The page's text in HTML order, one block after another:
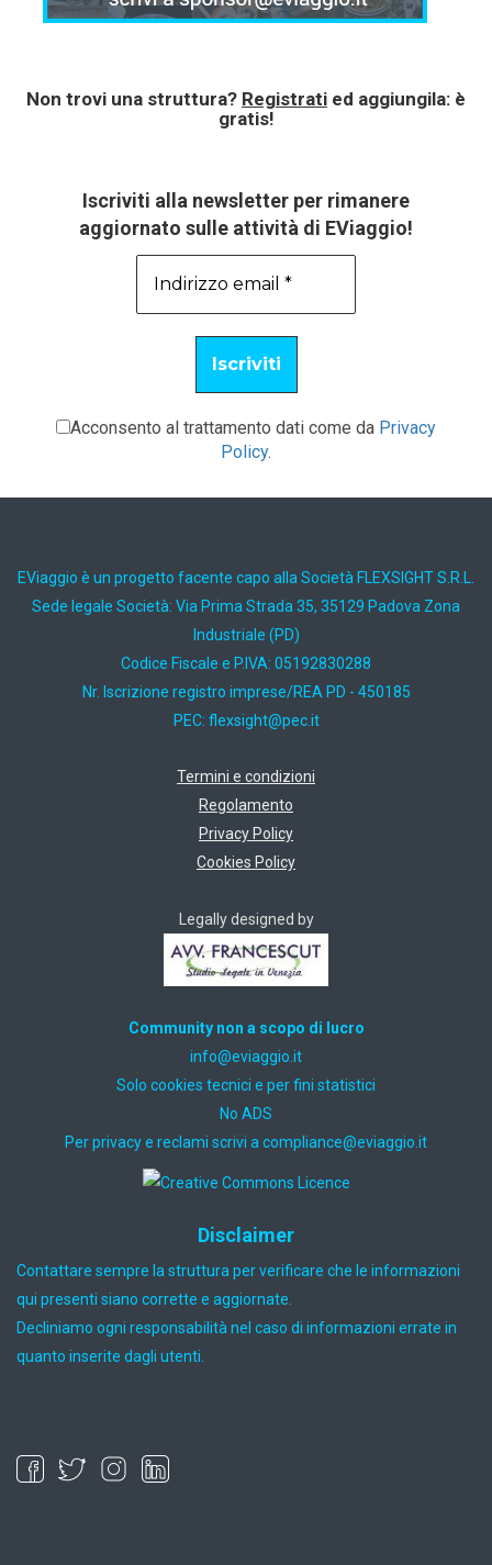
Non trovi una struttura? Registrati ed aggiungila: è
gratis!
Iscriviti alla newsletter per rimanere
aggiornato sulle attività di EViaggio!
Acconsento al trattamento dati come da Privacy
Policy.
EViaggio è un progetto facente capo alla Società FLEXSIGHT S.R.L.
Sede legale Società: Via Prima Strada 35, 35129 Padova Zona
Industriale (PD)
Codice Fiscale e P.IVA: 05192830288
Nr. Iscrizione registro imprese/REA PD - 450185
PEC: ti.cep@thgisxelf
Termini e condizioni
Regolamento
Privacy Policy
Cookies Policy
Legally designed by
Community non a scopo di lucro
ti.oiggaive@ofni
Solo cookies tecnici e per fini statistici
No ADS
Per privacy e reclami scrivi a ti.oiggaive@ecnailpmoc
Disclaimer
Contattare sempre la struttura per verificare che le informazioni
qui presenti siano corrette e aggiornate.
Decliniamo ogni responsabilità nel caso di informazioni errate in
quanto inserite dagli utenti.